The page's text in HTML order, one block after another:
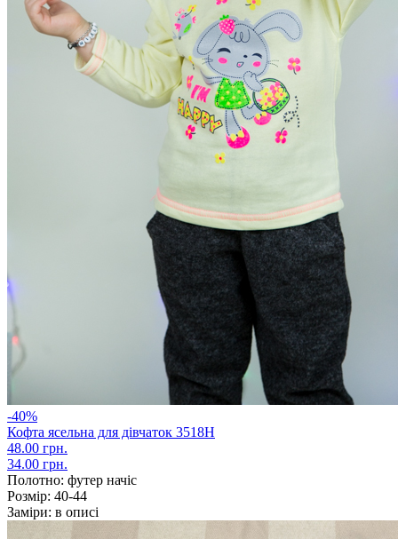
-40%
Кофта ясельна для дівчаток 3518Н
48.00 грн.
34.00 грн.
Полотно: футер начіс
Розмір: 40-44
Заміри: в описі